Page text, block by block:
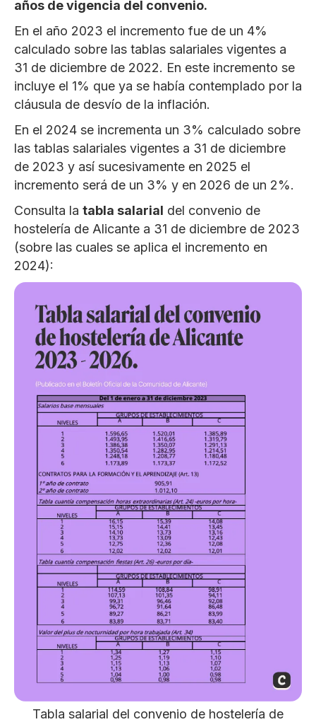
años de vigencia del convenio.
En el año 2023 el incremento fue de un 4%
calculado sobre las tablas salariales vigentes a
31 de diciembre de 2022. En este incremento se
incluye el 1% que ya se había contemplado por la
cláusula de desvío de la inflación.
En el 2024 se incrementa un 3% calculado sobre
las tablas salariales vigentes a 31 de diciembre
de 2023 y así sucesivamente en 2025 el
incremento será de un 3% y en 2026 de un 2%.
Consulta la tabla salarial del convenio de
hostelería de Alicante a 31 de diciembre de 2023
(sobre las cuales se aplica el incremento en
2024):
Tabla salarial del convenio de hostelería de